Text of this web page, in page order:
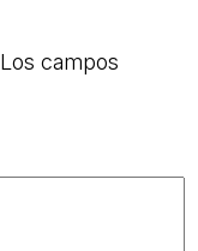
Los campos